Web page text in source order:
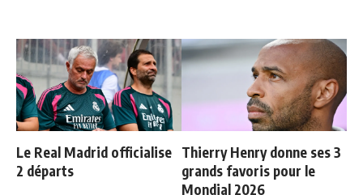
Le Real Madrid officialise
2 départs
Thierry Henry donne ses 3
grands favoris pour le
Mondial 2026